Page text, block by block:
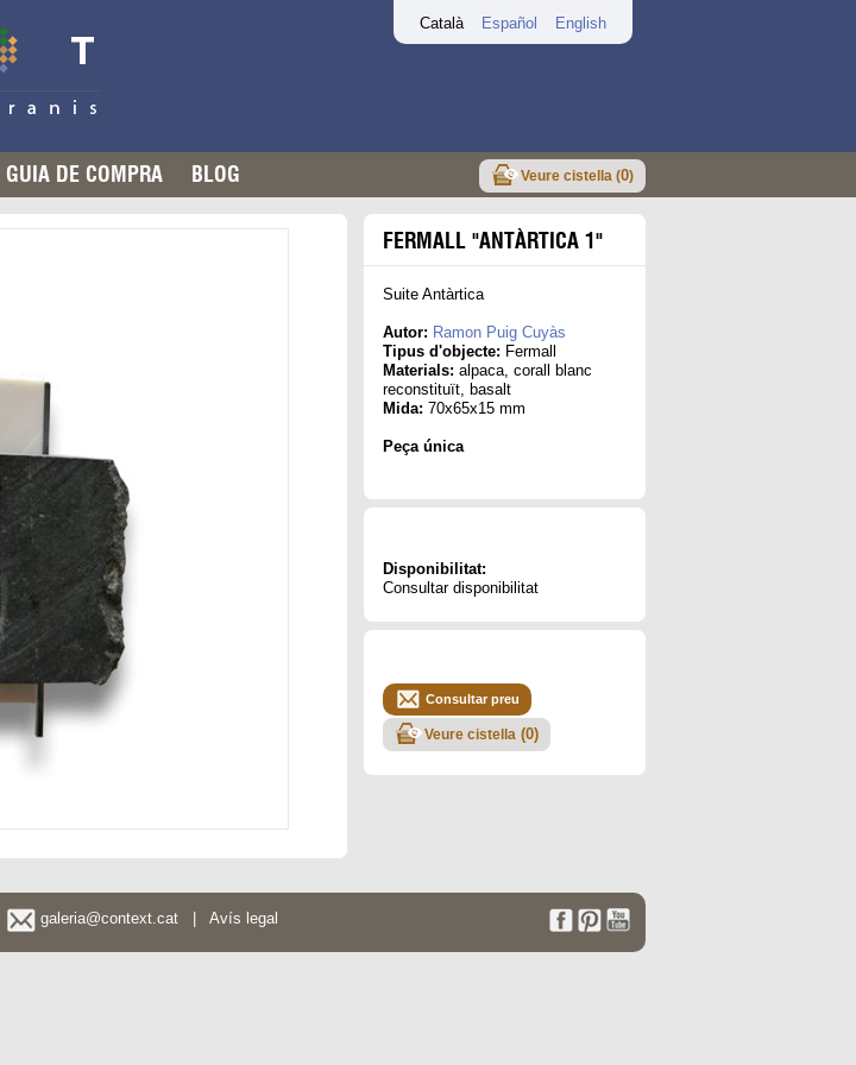
Català Español English
GUIA DE COMPRA BLOG Veure cistella (0)
FERMALL "ANTÀRTICA 1"
Suite Antàrtica
Autor: Ramon Puig Cuyàs
Tipus d'objecte: Fermall
Materials: alpaca, corall blanc
reconstituït, basalt
Mida: 70x65x15 mm
Peça única
Disponibilitat:
Consultar disponibilitat
Consultar preu
Veure cistella (0)
galeria@context.cat Avís legal